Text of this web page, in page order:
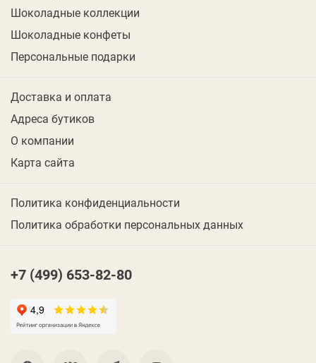
Шоколадные коллекции
Шоколадные конфеты
Персональные подарки
Доставка и оплата
Адреса бутиков
О компании
Карта сайта
Политика конфиденциальности
Политика обработки персональных данных
+7 (499) 653-82-80